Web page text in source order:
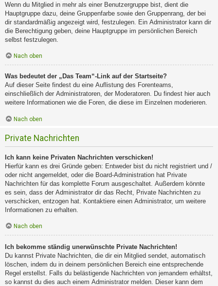
Wenn du Mitglied in mehr als einer Benutzergruppe bist, dient die
Hauptgruppe dazu, deine Gruppenfarbe sowie den Gruppenrang, der bei
dir standardmäßig angezeigt wird, festzulegen. Ein Administrator kann dir
die Berechtigung geben, deine Hauptgruppe im persönlichen Bereich
selbst festzulegen.
Nach oben
Was bedeutet der „Das Team“-Link auf der Startseite?
Auf dieser Seite findest du eine Auflistung des Forenteams,
einschließlich der Administratoren, der Moderatoren. Du findest hier auch
weitere Informationen wie die Foren, die diese im Einzelnen moderieren.
Nach oben
Private Nachrichten
Ich kann keine Privaten Nachrichten verschicken!
Hierfür kann es drei Gründe geben: Entweder bist du nicht registriert und /
oder nicht angemeldet, oder die Board-Administration hat Private
Nachrichten für das komplette Forum ausgeschaltet. Außerdem könnte
es sein, dass der Administrator dir das Recht, Private Nachrichten zu
verschicken, entzogen hat. Kontaktiere einen Administrator, um weitere
Informationen zu erhalten.
Nach oben
Ich bekomme ständig unerwünschte Private Nachrichten!
Du kannst Private Nachrichten, die dir ein Mitglied sendet, automatisch
löschen, indem du in deinem persönlichen Bereich eine entsprechende
Regel erstellst. Falls du belästigende Nachrichten von jemandem erhältst,
so kannst du dies auch einem Administrator melden. Dieser kann dem